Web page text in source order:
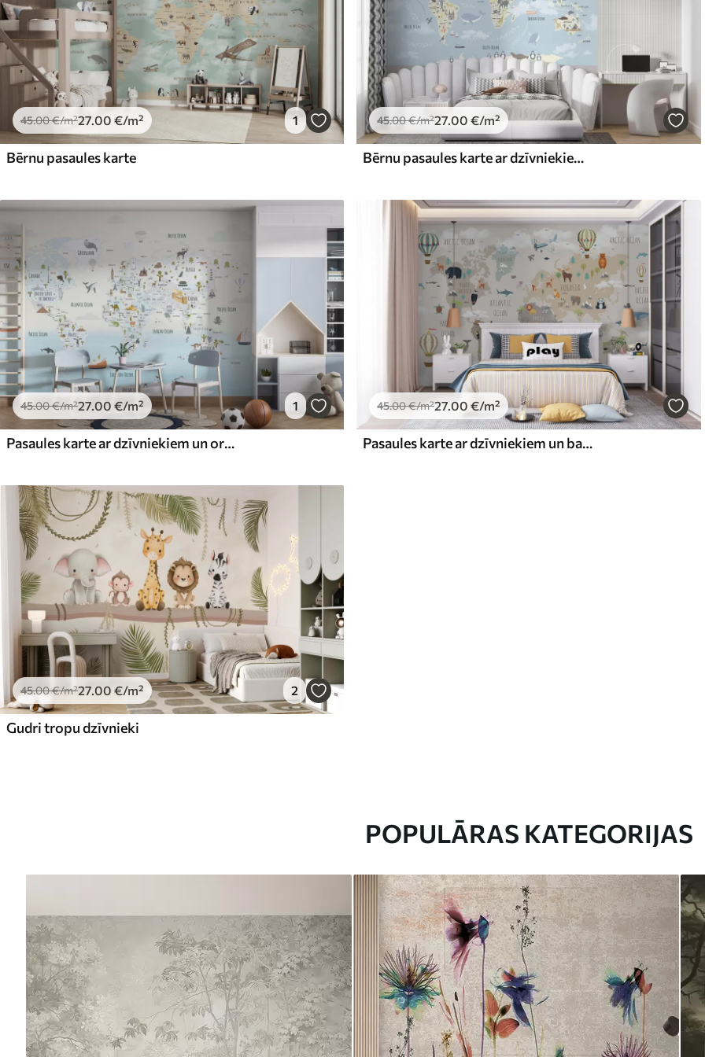
45.00€/m²27.00 €/m² 1
Bērnu pasaules karte
45.00€/m²27.00 €/m²
Bērnu pasaules karte ar dzīvniekiem un orientieriem
45.00€/m²27 .00 €/m² 1
Pasaules karte ar dzīvniekiem un orientieriem
45.00€/m²27 .00 €/m²
Pasaules karte ar dzīvniekiem un baloniem
45.00€/m²27.00 €/m² 2
Gudri tropu dzīvnieki
POPULĀRAS KATEGORIJAS